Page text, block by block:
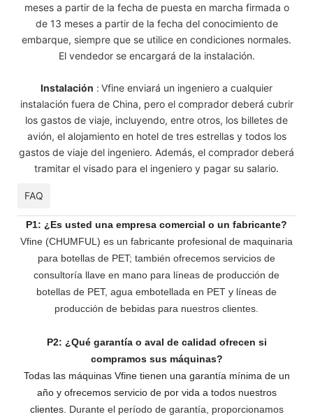
meses a partir de la fecha de puesta en marcha firmada o
de 13 meses a partir de la fecha del conocimiento de
embarque, siempre que se utilice en condiciones normales.
El vendedor se encargará de la instalación.
Instalación : Vfine enviará un ingeniero a cualquier
instalación fuera de China, pero el comprador deberá cubrir
los gastos de viaje, incluyendo, entre otros, los billetes de
avión, el alojamiento en hotel de tres estrellas y todos los
gastos de viaje del ingeniero. Además, el comprador deberá
tramitar el visado para el ingeniero y pagar su salario.
FAQ
P1: ¿Es usted una empresa comercial o un fabricante?
Vfine (CHUMFUL) es un fabricante profesional de maquinaria
para botellas de PET; también ofrecemos servicios de
consultoría llave en mano para líneas de producción de
botellas de PET, agua embotellada en PET y líneas de
producción de bebidas para nuestros clientes.
P2: ¿Qué garantía o aval de calidad ofrecen si
compramos sus máquinas?
Todas las máquinas Vfine tienen una garantía mínima de un
año y ofrecemos servicio de por vida a todos nuestros
clientes. Durante el período de garantía, proporcionamos